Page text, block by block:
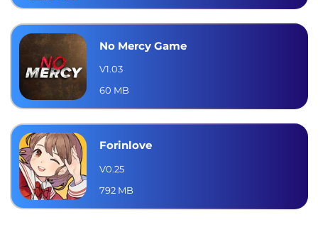
No Mercy Game
V1.03
60 MB
Forinlove
V0.25
792 MB